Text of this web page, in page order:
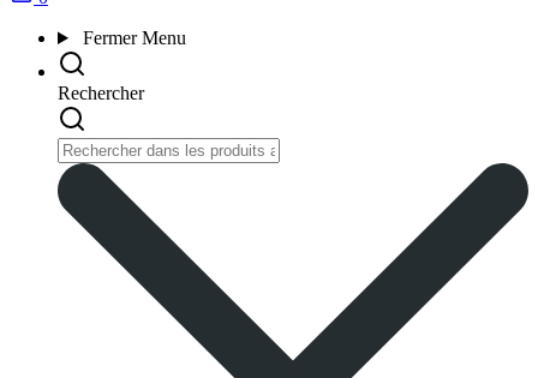
Fermer Menu
Rechercher